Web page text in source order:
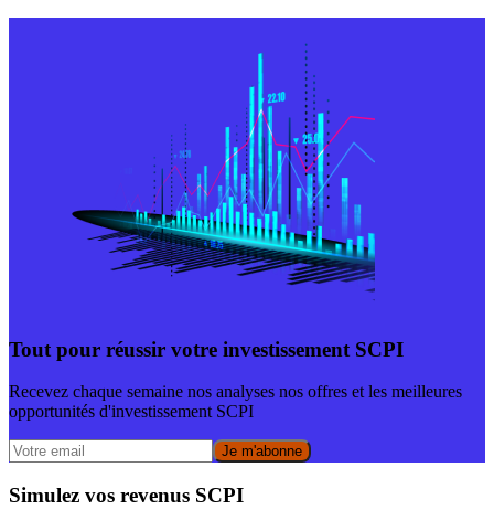
Tout pour réussir votre investissement SCPI
Recevez chaque semaine nos analyses nos offres et les meilleures
opportunités d'investissement SCPI
Je m'abonne
Simulez vos revenus SCPI